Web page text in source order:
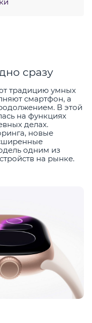
сразу
традицию умных
смартфон, а
В этой
на функциях
делах.
новые
одним из
на рынке.